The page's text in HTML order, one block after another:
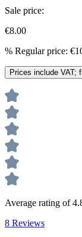
Sale price:
€8.00
% Regular price:
Prices include VAT;
Average rating of
8 Reviews